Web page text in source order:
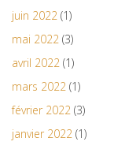
juin 2022 (1)
mai 2022 (3)
avril 2022 (1)
mars 2022 (1)
février 2022 (3)
janvier 2022 (1)